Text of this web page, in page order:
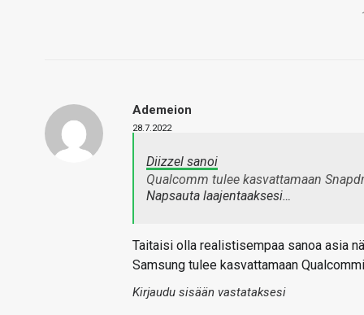
Ademeion
28.7.2022
Diizzel sanoi
Qualcomm tulee kasvattamaan
Napsauta laajentaaksesi…
Taitaisi olla realistisempaa sanoa asia
Samsung tulee kasvattamaan
Kirjaudu sisään vastataksesi